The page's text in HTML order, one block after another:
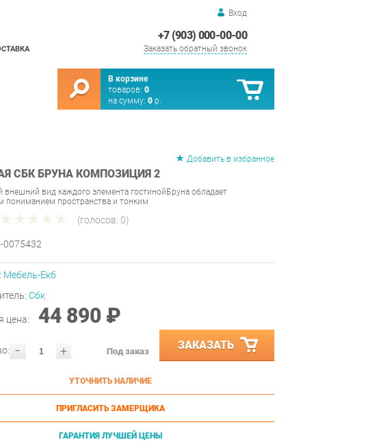
Вход
+7 (903) 000-00-00
Заказать обратный звонок
В корзине
товаров: 0
на сумму: 0 р.
Добавить в избранное
СБК БРУНА КОМПОЗИЦИЯ 2
внешний вид каждого элемента гостинойБруна обладает
пониманием пространства и тонким
(голосов: 0)
0075432
Мебель-Екб
Сбк
цена: 44 890 ₽
- + Под заказ ЗАКАЗАТЬ
УТОЧНИТЬ НАЛИЧИЕ
ПРИГЛАСИТЬ ЗАМЕРЩИКА
ГАРАНТИЯ ЛУЧШЕЙ ЦЕНЫ